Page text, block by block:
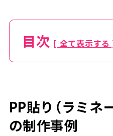
目次 [ 全て表示する
PP貼り（ラミネ
の制作事例